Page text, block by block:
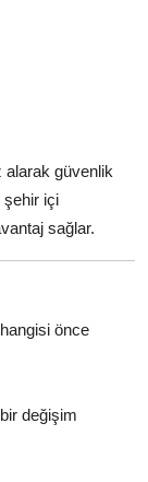
alarak güvenlik
şehir içi
sağlar.
önce
değişim